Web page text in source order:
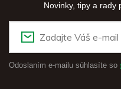
Novinky, tipy a rady
Odoslaním e-mailu súhlasíte so